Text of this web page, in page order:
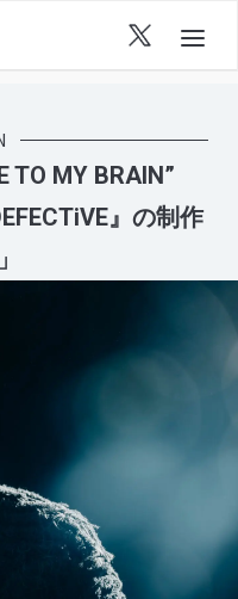
TO MY BRAIN”
』の制作